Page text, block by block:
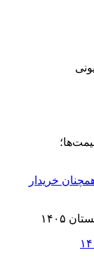
خریدار